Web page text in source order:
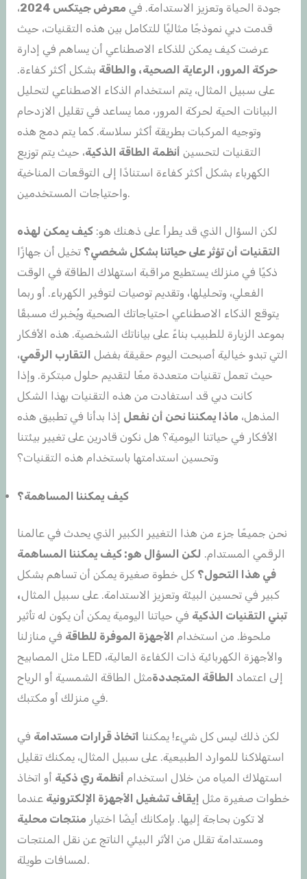
جودة الحياة وتعزيز الاستدامة. في معرض جيتكس 2024
،
قدمت دبي نموذجًا مثاليًا للتكامل بين هذه التقنيات، حيث
عرضت كيف يمكن للذكاء الاصطناعي أن يساهم في إدارة
حركة المرور ، الرعاية الصحية، والطاقة بشكل أكثر كفاءة.
على سبيل المثال، يتم استخدام الذكاء الاصطناعي لتحليل
البيانات الحية لحركة المرور، مما يساعد في تقليل الازدحام
وتوجيه المركبات بطريقة أكثر سلاسة. كما يتم دمج هذه
التقنيات لتحسين أنظمة الطاقة الذكية، حيث يتم توزيع
الكهرباء بشكل أكثر كفاءة استنادًا إلى التوقعات المناخية
واحتياجات المستخدمين.
لكن السؤال الذي قد يطرأ على ذهنك هو: كيف يمكن لهذه
التقنيات أن تؤثر على حياتنا بشكل شخصي؟ تخيل أن جهازًا
ذكيًا في منزلك يستطيع مراقبة استهلاك الطاقة في الوقت
الفعلي، وتحليلها، وتقديم توصيات لتوفير الكهرباء. أو ربما
يتوقع الذكاء الاصطناعي احتياجاتك الصحية ويُخبرك مسبقًا
بموعد الزيارة للطبيب بناءً على بياناتك الشخصية. هذه الأفكار
التي تبدو خيالية أصبحت اليوم حقيقة بفضل التقارب الرقمي،
حيث تعمل تقنيات متعددة معًا لتقديم حلول مبتكرة. وإذا
كانت دبي قد استفادت من هذه التقنيات بهذا الشكل
المذهل، ماذا يمكننا نحن أن نفعل إذا بدأنا في تطبيق هذه
الأفكار في حياتنا اليومية؟ هل نكون قادرين على تغيير بيئتنا
وتحسين استدامتها باستخدام هذه التقنيات؟
كيف يمكننا المساهمة؟
نحن جميعًا جزء من هذا التغيير الكبير الذي يحدث في عالمنا
الرقمي المستدام. لكن السؤال هو: كيف يمكننا المساهمة
في هذا التحول؟ كل خطوة صغيرة يمكن أن تساهم بشكل
كبير في تحسين البيئة وتعزيز الاستدامة. على سبيل المثال،
تبني التقنيات الذكية في حياتنا اليومية يمكن أن يكون له تأثير
ملحوظ. من استخدام الأجهزة الموفرة للطاقة في منازلنا
مثل المصابيح LED والأجهزة الكهربائية ذات الكفاءة العالية،
إلى اعتماد الطاقة المتجددةمثل الطاقة الشمسية أو الرياح
في منزلك أو مكتبك.
لكن ذلك ليس كل شيء! يمكننا اتخاذ قرارات مستدامة في
استهلاكنا للموارد الطبيعية. على سبيل المثال، يمكنك تقليل
استهلاك المياه من خلال استخدام أنظمة ري ذكية أو اتخاذ
خطوات صغيرة مثل إيقاف تشغيل الأجهزة الإلكترونية عندما
لا تكون بحاجة إليها. بإمكانك أيضًا اختيار منتجات محلية
ومستدامة تقلل من الأثر البيئي الناتج عن نقل المنتجات
لمسافات طويلة.